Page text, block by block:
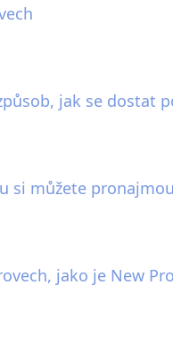
jak se dostat
si můžete
jako je New